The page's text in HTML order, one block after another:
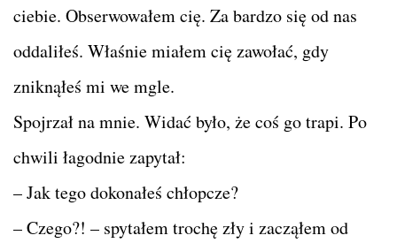
ciebie. Obserwowałem cię. Za bardzo się od nas
oddaliłeś. Właśnie miałem cię zawołać, gdy
zniknąłeś mi we mgle.
Spojrzał na mnie. Widać było, że coś go trapi. Po
chwili łagodnie zapytał:
– Jak tego dokonałeś chłopcze?
– Czego?! – spytałem trochę zły i zacząłem od